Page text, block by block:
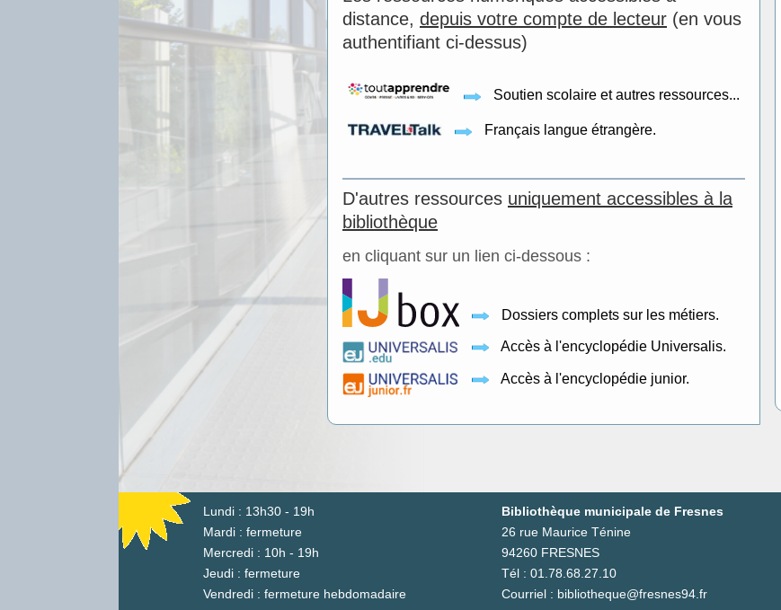
distance, depuis votre compte de lecteur (en vous
authentifiant ci-dessus)
Soutien scolaire et autres ressources...
Français langue étrangère.
D'autres ressources uniquement accessibles à la
bibliothèque
en cliquant sur un lien ci-dessous :
Dossiers complets sur les métiers.
Accès à l'encyclopédie Universalis.
Accès à l'encyclopédie junior.
Lundi : 13h30 - 19h
Mardi : fermeture
Mercredi : 10h - 19h
Jeudi : fermeture
Vendredi : fermeture hebdomadaire
Bibliothèque municipale de Fresnes
26 rue Maurice Ténine
94260 FRESNES
Tél : 01.78.68.27.10
Courriel : bibliotheque@fresnes94.fr